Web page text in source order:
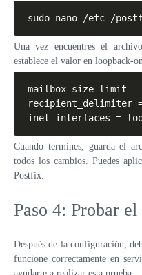
sudo nano /etc /
Una vez encuentres el
establece el valor en loopback-
mailbox_size_limit =
recipient_delimiter
inet_interfaces =
Cuando termines, guarda el
todos los cambios. Puedes
Postfix.
Paso 4: Probar
Después de la configuración,
funcione correctamente en